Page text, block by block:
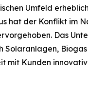
Umfeld
hat der Konflikt
Das
Solaranlagen,
mit Kunden